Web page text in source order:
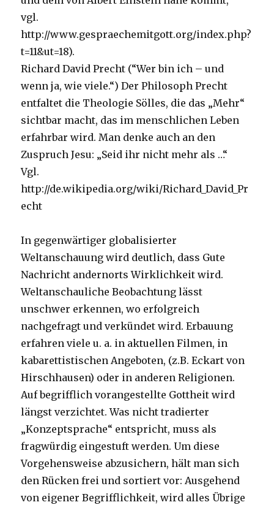
vgl.
http://www.gespraechemitgott.org/index.php?
t=11&ut=18).
Richard David Precht (“Wer bin ich – und
wenn ja, wie viele.“) Der Philosoph Precht
entfaltet die Theologie Sölles, die das „Mehr“
sichtbar macht, das im menschlichen Leben
erfahrbar wird. Man denke auch an den
Zuspruch Jesu: „Seid ihr nicht mehr als …“
Vgl.
http://de.wikipedia.org/wiki/Richard_David_Pr
echt
In gegenwärtiger globalisierter
Weltanschauung wird deutlich, dass Gute
Nachricht andernorts Wirklichkeit wird.
Weltanschauliche Beobachtung lässt
unschwer erkennen, wo erfolgreich
nachgefragt und verkündet wird. Erbauung
erfahren viele u. a. in aktuellen Filmen, in
kabarettistischen Angeboten, (z.B. Eckart von
Hirschhausen) oder in anderen Religionen.
Auf begrifflich vorangestellte Gottheit wird
längst verzichtet. Was nicht tradierter
„Konzeptsprache“ entspricht, muss als
fragwürdig eingestuft werden. Um diese
Vorgehensweise abzusichern, hält man sich
den Rücken frei und sortiert vor: Ausgehend
von eigener Begrifflichkeit, wird alles Übrige